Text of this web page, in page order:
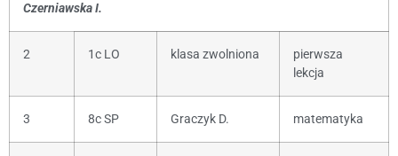
Czerniawska I.
2 1c LO klasa zwolniona
pierwsza
lekcja
3 8c SP Graczyk D. matematyka